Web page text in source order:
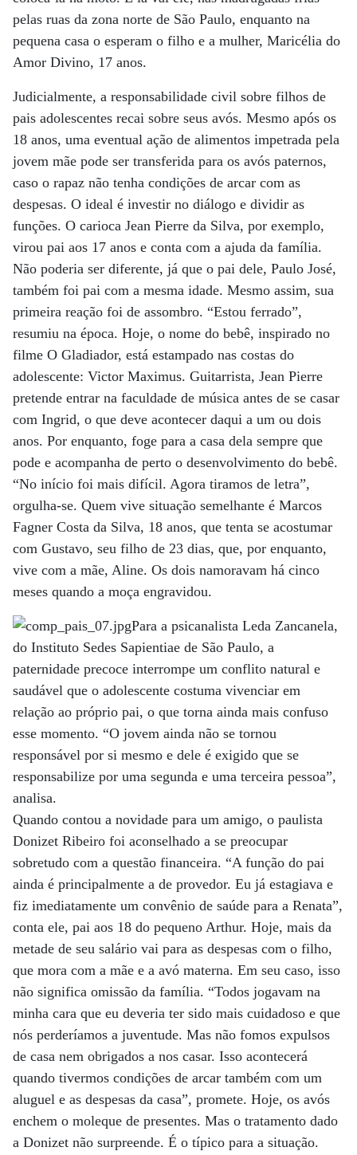
pelas ruas da zona norte de São Paulo, enquanto na
pequena casa o esperam o filho e a mulher, Maricélia do
Amor Divino, 17 anos.
Judicialmente, a responsabilidade civil sobre filhos de
pais adolescentes recai sobre seus avós. Mesmo após os
18 anos, uma eventual ação de alimentos impetrada pela
jovem mãe pode ser transferida para os avós paternos,
caso o rapaz não tenha condições de arcar com as
despesas. O ideal é investir no diálogo e dividir as
funções. O carioca Jean Pierre da Silva, por exemplo,
virou pai aos 17 anos e conta com a ajuda da família.
Não poderia ser diferente, já que o pai dele, Paulo José,
também foi pai com a mesma idade. Mesmo assim, sua
primeira reação foi de assombro. “Estou ferrado”,
resumiu na época. Hoje, o nome do bebê, inspirado no
filme O Gladiador, está estampado nas costas do
adolescente: Victor Maximus. Guitarrista, Jean Pierre
pretende entrar na faculdade de música antes de se casar
com Ingrid, o que deve acontecer daqui a um ou dois
anos. Por enquanto, foge para a casa dela sempre que
pode e acompanha de perto o desenvolvimento do bebê.
“No início foi mais difícil. Agora tiramos de letra”,
orgulha-se. Quem vive situação semelhante é Marcos
Fagner Costa da Silva, 18 anos, que tenta se acostumar
com Gustavo, seu filho de 23 dias, que, por enquanto,
vive com a mãe, Aline. Os dois namoravam há cinco
meses quando a moça engravidou.
Para a psicanalista Leda Zancanela,
do Instituto Sedes Sapientiae de São Paulo, a
paternidade precoce interrompe um conflito natural e
saudável que o adolescente costuma vivenciar em
relação ao próprio pai, o que torna ainda mais confuso
esse momento. “O jovem ainda não se tornou
responsável por si mesmo e dele é exigido que se
responsabilize por uma segunda e uma terceira pessoa”,
analisa.
Quando contou a novidade para um amigo, o paulista
Donizet Ribeiro foi aconselhado a se preocupar
sobretudo com a questão financeira. “A função do pai
ainda é principalmente a de provedor. Eu já estagiava e
fiz imediatamente um convênio de saúde para a Renata”,
conta ele, pai aos 18 do pequeno Arthur. Hoje, mais da
metade de seu salário vai para as despesas com o filho,
que mora com a mãe e a avó materna. Em seu caso, isso
não significa omissão da família. “Todos jogavam na
minha cara que eu deveria ter sido mais cuidadoso e que
nós perderíamos a juventude. Mas não fomos expulsos
de casa nem obrigados a nos casar. Isso acontecerá
quando tivermos condições de arcar também com um
aluguel e as despesas da casa”, promete. Hoje, os avós
enchem o moleque de presentes. Mas o tratamento dado
a Donizet não surpreende. É o típico para a situação.